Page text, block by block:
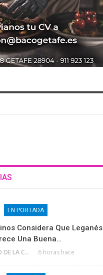
EN PORTADA
Considera Que Leganés
Una Buena…
AL CABO DE LA CALLE 6 horas hace